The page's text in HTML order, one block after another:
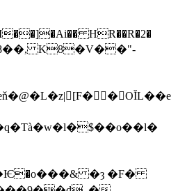
HR��R�2�
K8�V��"-
OĬL��e
�ȝ �F�